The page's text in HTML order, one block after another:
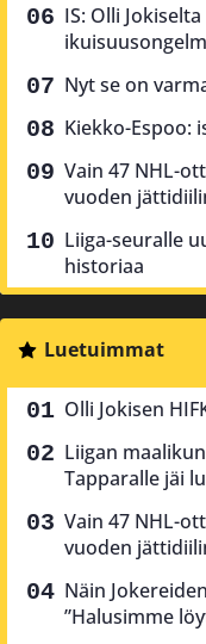
IS: Olli
Nyt se on
Kiekko-Espoo:
Vain 47 NHL-
vuoden
Liiga-seuralle
historiaa
Luetuimmat
Olli Jokisen
Liigan
Tapparalle jäi
Vain 47 NHL-
vuoden
Näin
”Halusimme